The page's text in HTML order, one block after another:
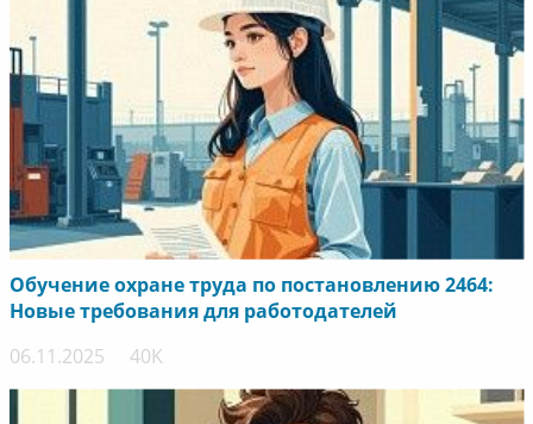
Обучение охране труда по постановлению 2464:
Новые требования для работодателей
06.11.2025
40K